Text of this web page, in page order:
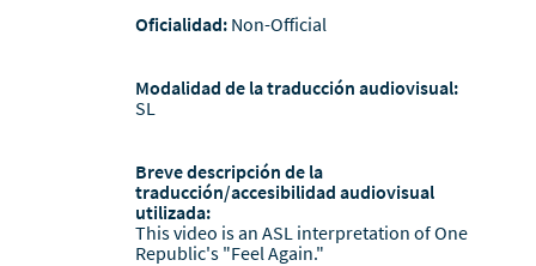
Oficialidad:Non-Official
Modalidad de la traducción audiovisual:
SL
Breve descripción de la
traducción/accesibilidad audiovisual
utilizada:
This video is an ASL interpretation of One
Republic's "Feel Again."